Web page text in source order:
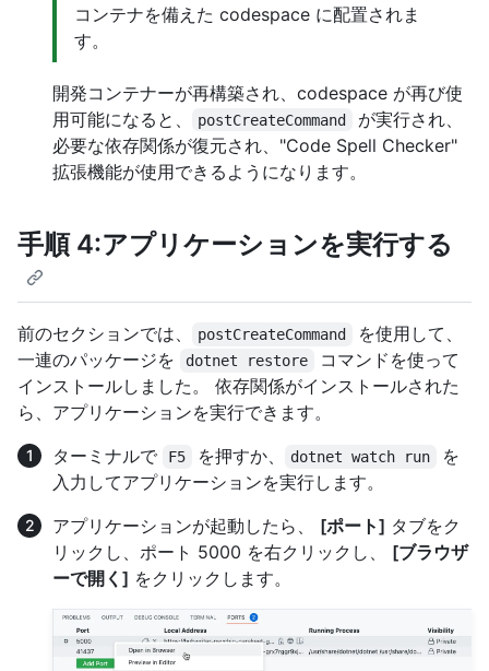
コンテナを備えた codespace に配置されま
す。
開発コンテナーが再構築され、codespace が再び使
用可能になると、
postCreateCommand
が実行され、
必要な依存関係が復元され、"Code Spell Checker"
拡張機能が使用できるようになります。
手順 4:アプリケーションを実行する
前のセクションでは、 postCreateCommand
を使用して、
一連のパッケージを
dotnet restore
コマンドを使って
インストールしました。 依存関係がインストールされた
ら、アプリケーションを実行できます。
ターミナルで
F5 を押すか、 dotnet watch run
を
入力してアプリケーションを実行します。
アプリケーションが起動したら、 [ポート] タブをク
リックし、ポート 5000 を右クリックし、 [ブラウザ
ーで開く] をクリックします。